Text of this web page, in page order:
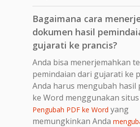
Bagaimana cara
dokumen hasil
gujarati ke prancis?
Anda bisa menerjemahkan
pemindaian dari gujarati ke
Anda harus mengubah hasil
ke Word menggunakan
Pengubah PDF ke Word yang
memungkinkan Anda